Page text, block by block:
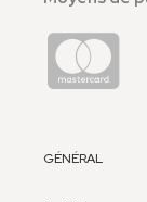
GÉNÉRAL